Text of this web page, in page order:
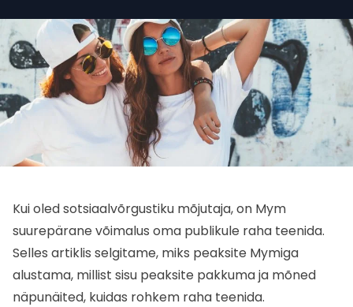
Kui oled sotsiaalvõrgustiku mõjutaja, on Mym
suurepärane võimalus oma publikule raha teenida.
Selles artiklis selgitame, miks peaksite Mymiga
alustama, millist sisu peaksite pakkuma ja mõned
näpunäited, kuidas rohkem raha teenida.